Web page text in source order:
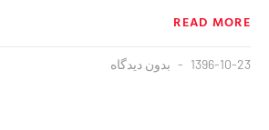
READ MORE
1396-10-23 بدون دیدگاه